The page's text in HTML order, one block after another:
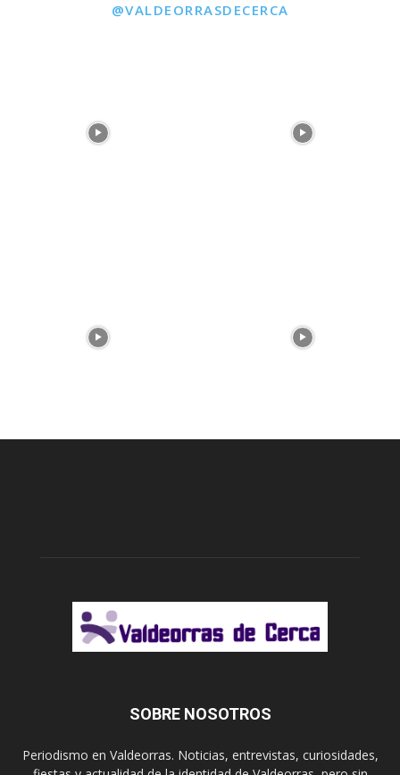
@VALDEORRASDECERCA
SOBRE NOSOTROS
Periodismo en Valdeorras. Noticias, entrevistas, curiosidades,